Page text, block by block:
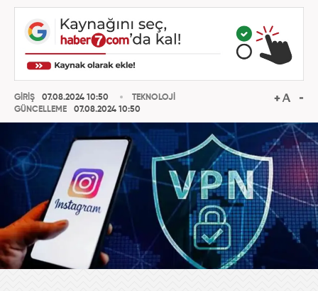
GİRİŞ
07.08.2024 10:50
GÜNCELLEME
07.08.2024 10:50
TEKNOLOJİ